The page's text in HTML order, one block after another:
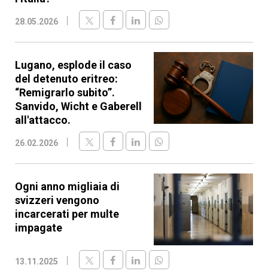
28.05.2026
Lugano, esplode il caso
del detenuto eritreo:
“Remigrarlo subito”.
Sanvido, Wicht e Gaberell
all'attacco.
26.02.2026
Ogni anno migliaia di
svizzeri vengono
incarcerati per multe
impagate
13.11.2025